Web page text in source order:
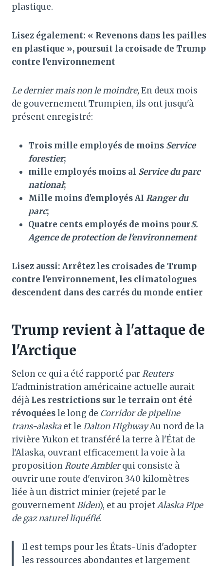
plastique.
Lisez également: « Revenons dans les pailles
en plastique », poursuit la croisade de Trump
contre l'environnement
Le dernier mais non le moindre,En deux mois
de gouvernement Trumpien, ils ont jusqu'à
présent enregistré:
Trois mille employés de moins Service
forestier;
mille employés moins al Service du parc
national;
Mille moins d'employés AI Ranger du
parc;
Quatre cents employés de moins pourS.
Agence de protection de l'environnement
Lisez aussi: Arrêtez les croisades de Trump
contre l'environnement, les climatologues
descendent dans des carrés du monde entier
Trump revient à l'attaque de
l'Arctique
Selon ce qui a été rapporté parReuters
L'administration américaine actuelle aurait
déjà Les restrictions sur le terrain ont été
révoquéesle long de Corridor de pipeline
trans-alaskaet le Dalton HighwayAu nord de la
rivière Yukon et transféré la terre à l'État de
l'Alaska, ouvrant efficacement la voie à la
propositionRoute Amblerqui consiste à
ouvrir une route d'environ 340 kilomètres
liée à un district minier (rejeté par le
gouvernementBiden), et au projetAlaska Pipe
de gaz naturel liquéfié.
Il est temps pour les États-Unis d'adopter
les ressources abondantes et largement